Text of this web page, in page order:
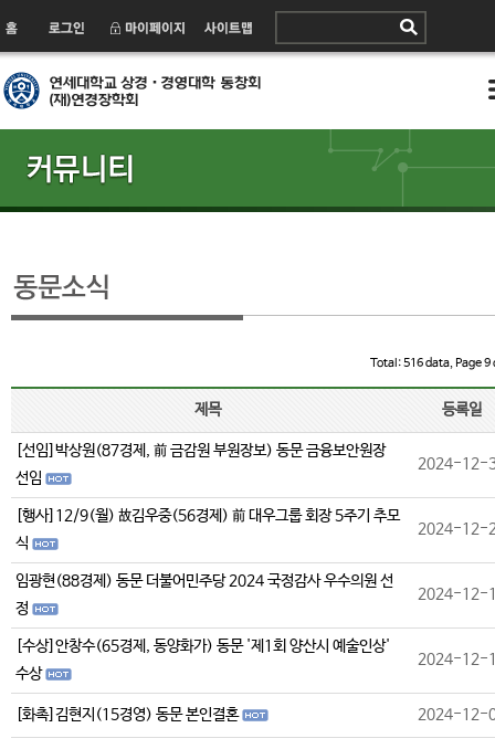
Total: 516 data, Page 9
제목 등록일
[선임]박상원(87경제, 前 금감원 부원장보) 동문 금융보안원장
선임
2024-12-
[행사]12/9(월) 故김우중(56경제) 前 대우그룹 회장 5주기 추모
식
2024-12-
임광현(88경제) 동문 더불어민주당 2024 국정감사 우수의원 선
정
2024-12-
[수상]안창수(65경제, 동양화가) 동문 '제1회 양산시 예술인상'
수상
2024-12-
[화촉]김현지(15경영) 동문 본인결혼 2024-12-